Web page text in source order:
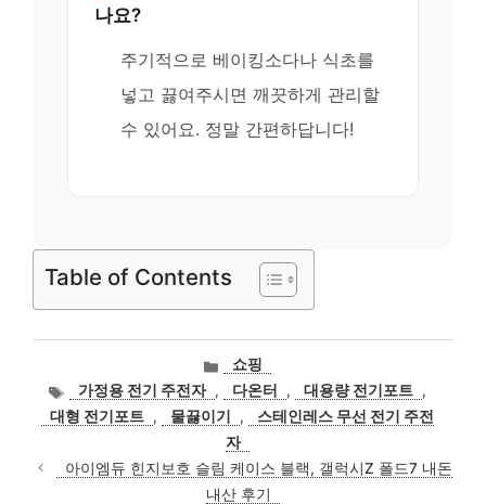
나요?
주기적으로 베이킹소다나 식초를
넣고 끓여주시면 깨끗하게 관리할
수 있어요. 정말 간편하답니다!
Table of Contents
카
테
고
리
쇼핑
태
그
가정용 전기 주전자 , 다온터 , 대용량 전기포트 ,
대형 전기포트 , 물끓이기 ,
스테인레스 무선 전기 주전
자
아이엠듀 힌지보호 슬림 케이스 블랙, 갤럭시Z 폴드7 내돈
내산 후기